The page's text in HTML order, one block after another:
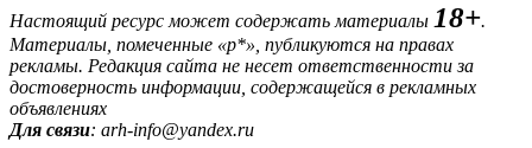
Настоящий ресурс может содержать материалы 18+.
Материалы, помеченные «р*», публикуются на правах
рекламы. Редакция сайта не несет ответственности за
достоверность информации, содержащейся в рекламных
объявлениях
Для связи: arh-info@yandex.ru